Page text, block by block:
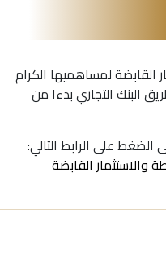
القابضة لمساهميها الكرام
لعام 2011 يتم عن طريق البنك التجاري بدءا من
الضغط على الرابط التالي:
القابضة